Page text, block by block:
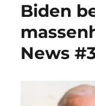
Biden
News